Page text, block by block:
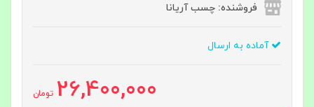
فروشنده: چسب آریانا
آماده به ارسال
26,400,000 تومان